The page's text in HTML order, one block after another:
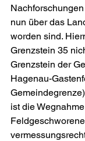
nun über das
worden sind.
Grenzstein 35
Grenzstein der
Hagenau-
ist die